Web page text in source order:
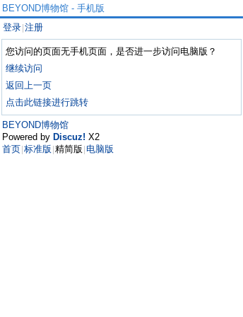
BEYOND博物馆 - 手机版
登录 注册
您访问的页面无手机页面，是否进一步访问电脑版？
继续访问
返回上一页
点击此链接进行跳转
BEYOND博物馆
Powered by Discuz! X2
首页 标准版 精简版 电脑版